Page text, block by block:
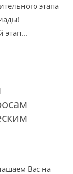
этапа
этап...
Вас на